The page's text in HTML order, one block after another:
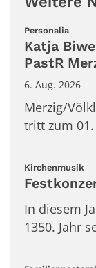
Personalia:
Katja
PastR
6. Aug. 2026
Merzig/
tritt zum 01.
Kirchenmusik
In diesem
1350. Jahr